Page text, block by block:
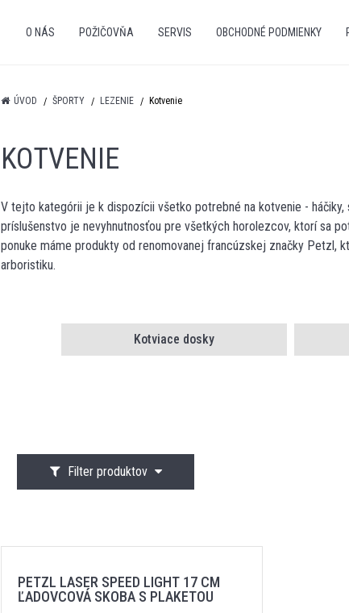
O NÁS POŽIČOVŇA SERVIS OBCHODNÉ PODMIENKY
ÚVOD ŠPORTY LEZENIE Kotvenie
KOTVENIE
V tejto kategórii je k dispozícii všetko potrebné na kotvenie -
príslušenstvo je nevyhnutnosťou pre všetkých horolezcov, ktorí sa
ponuke máme produkty od renomovanej francúzskej značky Petzl,
arboristiku.
Kotviace dosky
Filter produktov
PETZL LASER SPEED LIGHT 17 CM
ĽADOVCOVÁ SKOBA S PLAKETOU